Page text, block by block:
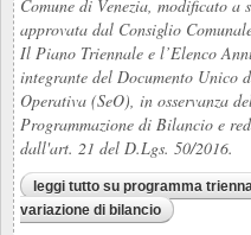
Comune di Venezia, modificato
approvata dal Consiglio
Il Piano Triennale e l’Elenco
integrante del Documento Unico
Operativa (SeO), in osservanza
Programmazione di Bilancio e
dall'art. 21 del D.Lgs. 50/2016.
leggi tutto su programma
variazione di bilancio